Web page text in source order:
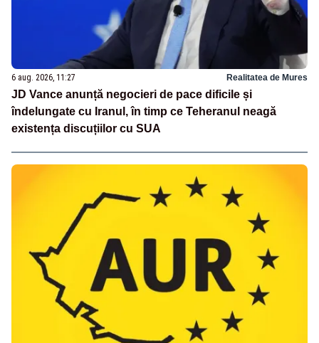
6 aug. 2026, 11:27 Realitatea de Mures
JD Vance anunță negocieri de pace dificile și
îndelungate cu Iranul, în timp ce Teheranul neagă
existența discuțiilor cu SUA